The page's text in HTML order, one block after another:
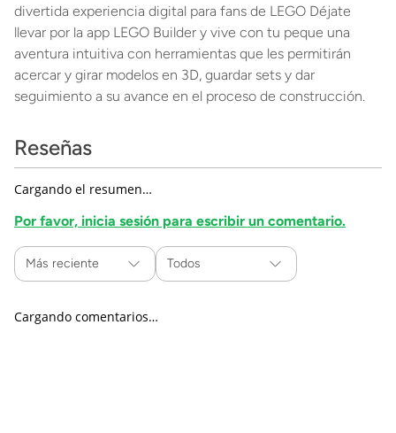
divertida experiencia digital para fans de LEGO Déjate
llevar por la app LEGO Builder y vive con tu peque una
aventura intuitiva con herramientas que les permitirán
acercar y girar modelos en 3D, guardar sets y dar
seguimiento a su avance en el proceso de construcción.
Reseñas
Cargando el resumen…
Por favor, inicia sesión para escribir un comentario.
Más reciente Todos
Cargando comentarios…